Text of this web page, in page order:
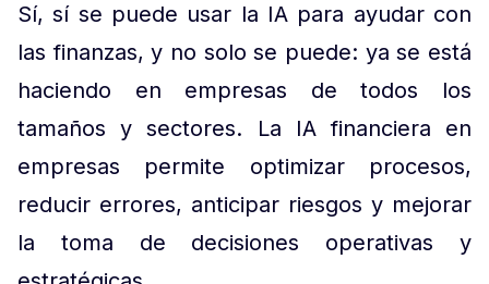
Sí, sí se puede usar la IA para ayudar con
las finanzas, y no solo se puede: ya se está
haciendo en empresas de todos los
tamaños y sectores. La IA financiera en
empresas permite optimizar procesos,
reducir errores, anticipar riesgos y mejorar
la toma de decisiones operativas y